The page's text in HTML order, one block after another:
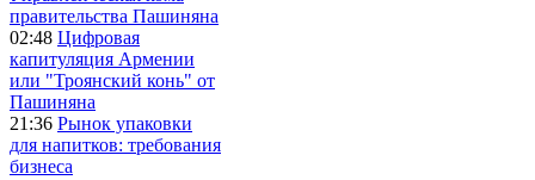
правительства Пашиняна
02:48 Цифровая
капитуляция Армении
или "Троянский конь" от
Пашиняна
21:36 Рынок упаковки
для напитков: требования
бизнеса